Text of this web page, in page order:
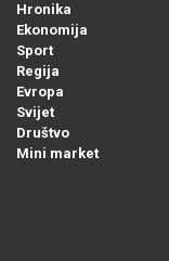
Hronika
Ekonomija
Sport
Regija
Evropa
Svijet
Društvo
Mini market